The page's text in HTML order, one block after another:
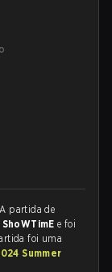
A partida de
ShoWTimEe foi
foi uma
Summer